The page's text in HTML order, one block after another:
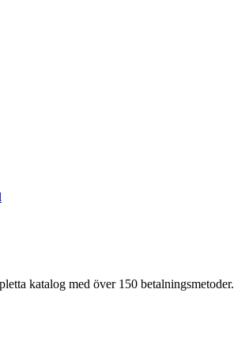
katalog med över 150 betalningsmetoder.